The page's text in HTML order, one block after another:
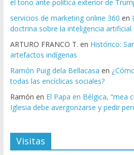
el tono ante política exterior de
servicios de marketing online 360 en
doctrina sobre la inteligencia artificial
ARTURO FRANCO T. en Histórico:
artefactos indígenas
Ramón Puig dela Bellacasa en
todas las encíclicas sociales?
Ramón en El Papa en Bélgica, “mea
Iglesia debe avergonzarse y pedir
Visitas